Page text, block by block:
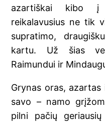
azartiškai kibo į
reikalavusius ne tik
supratimo,
kartu. Už šias
Raimundui ir
Grynas oras,
savo – namo
pilni pačių